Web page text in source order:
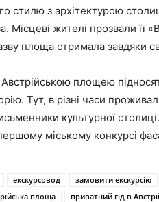
стилю з архітектурою
Місцеві жителі прозвали
площа отримала завдяки
площею
Тут, в різні часи
культурної
міському конкурсі
екскурсовод замовити екскурсію
площа
приватний гід в